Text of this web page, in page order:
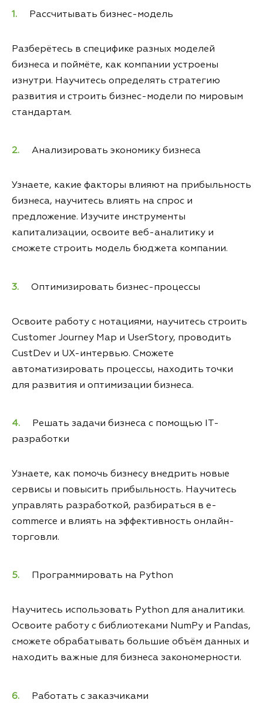
Рассчитывать бизнес-модель
Разберётесь в специфике разных моделей
бизнеса и поймёте, как компании устроены
изнутри. Научитесь определять стратегию
развития и строить бизнес-модели по мировым
стандартам.
Анализировать экономику бизнеса
Узнаете, какие факторы влияют на прибыльность
бизнеса, научитесь влиять на спрос и
предложение. Изучите инструменты
капитализации, освоите веб-аналитику и
сможете строить модель бюджета компании.
Оптимизировать бизнес-процессы
Освоите работу с нотациями, научитесь строить
Customer Journey Map и UserStory, проводить
CustDev и UX-интервью. Сможете
автоматизировать процессы, находить точки
для развития и оптимизации бизнеса.
Решать задачи бизнеса с помощью IT-
разработки
Узнаете, как помочь бизнесу внедрить новые
сервисы и повысить прибыльность. Научитесь
управлять разработкой, разбираться в e-
commerce и влиять на эффективность онлайн-
торговли.
Программировать на Python
Научитесь использовать Python для аналитики.
Освоите работу с библиотеками NumPy и Pandas,
сможете обрабатывать большие объём данных и
находить важные для бизнеса закономерности.
Работать с заказчиками